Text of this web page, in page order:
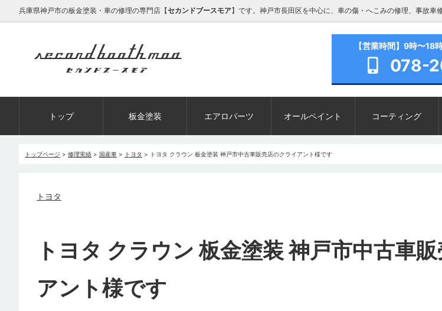
兵庫県神戸市の板金塗装・車の修理の専門店【セカンドブースモア】です。神戸市長田区を中心に、車の傷・へこみの修理、事故車
【営業時間】9時〜18
078-
トップ 板金塗装 エアロパーツ オールペイント コーティング
トップページ > 修理実績 > 国産車 > トヨタ > トヨタ クラウン 板金塗装 神戸市中古車販売店のクライアント様です
トヨタ
トヨタ クラウン 板金塗装 神戸市中古車
アント様です